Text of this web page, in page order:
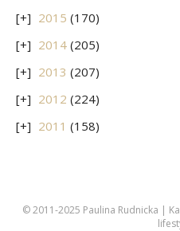
2015 (170)
2014 (205)
2013 (207)
2012 (224)
2011 (158)
© 2011-2025 Paulina Rudnicka |